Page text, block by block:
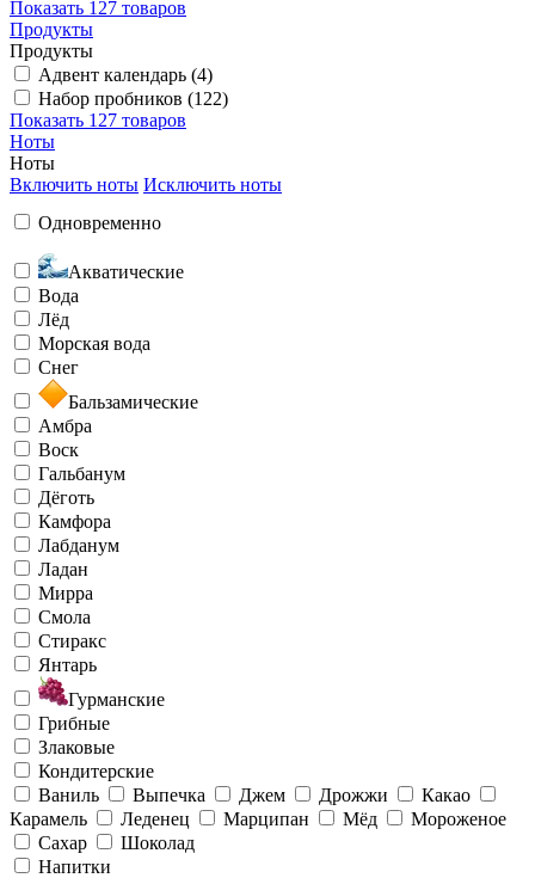
Показать 127 товаров
Продукты
Продукты
Адвент календарь (4)
Набор пробников (122)
Показать 127 товаров
Ноты
Ноты
Включить ноты Исключить ноты
Одновременно
Акватические
Вода
Лёд
Морская вода
Снег
Бальзамические
Амбра
Воск
Гальбанум
Дёготь
Камфора
Лабданум
Ладан
Мирра
Смола
Стиракс
Янтарь
Гурманские
Грибные
Злаковые
Кондитерские
Ваниль
Выпечка Джем Дрожжи
Какао
Карамель
Леденец Марципан Мёд
Мороженое
Сахар
Шоколад
Напитки